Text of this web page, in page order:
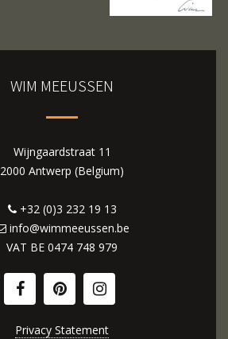
WIM MEEUSSEN
Wijngaardstraat 11
2000 Antwerp (Belgium)
+32 (0)3 232 19 13
info@wimmeeussen.be
VAT BE 0474 748 979
Privacy Statement